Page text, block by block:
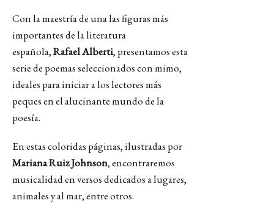
Con la maestría de una las figuras más
importantes de la literatura
española,Rafael Alberti, presentamos esta
serie de poemas seleccionados con mimo,
ideales para iniciar a los lectores más
peques en el alucinante mundo de la
poesía.
En estas coloridas páginas, ilustradas por
Mariana Ruiz Johnson, encontraremos
musicalidad en versos dedicados a lugares,
animales y al mar, entre otros.